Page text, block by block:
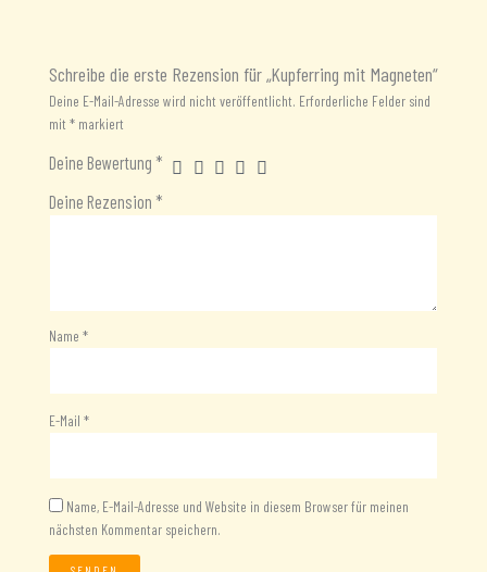
Schreibe die erste Rezension für „Kupferring mit Magneten“
Deine E-Mail-Adresse wird nicht veröffentlicht. Erforderliche Felder sind
mit *markiert
Deine Bewertung *
Deine Rezension *
Name *
E-Mail *
Name, E-Mail-Adresse und Website in diesem Browser für meinen
nächsten Kommentar speichern.